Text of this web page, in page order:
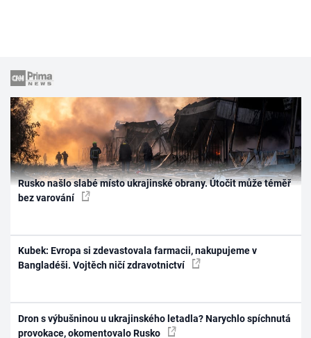
Rusko našlo slabé místo ukrajinské obrany. Útočit může téměř
bez varování
Kubek: Evropa si zdevastovala farmacii, nakupujeme v
Bangladéši. Vojtěch ničí zdravotnictví
Dron s výbušninou u ukrajinského letadla? Narychlo spíchnutá
provokace, okomentovalo Rusko